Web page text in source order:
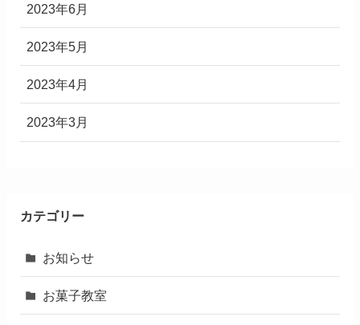
2023年6月
2023年5月
2023年4月
2023年3月
カテゴリー
お知らせ
お菓子教室